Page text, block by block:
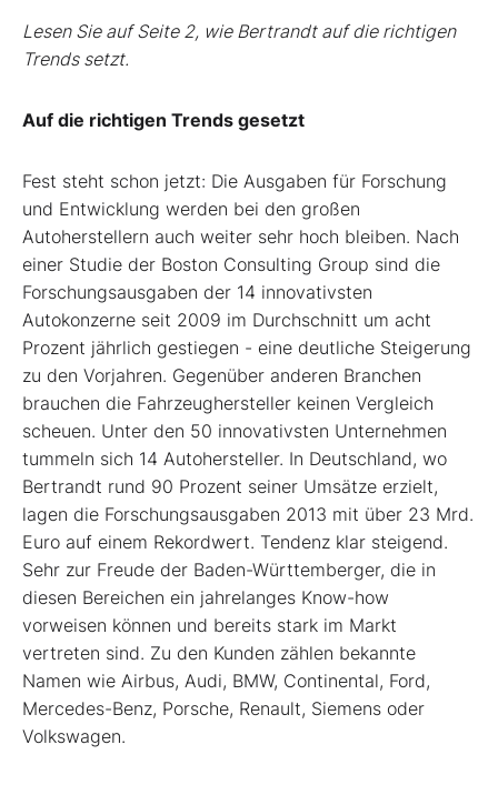
Lesen Sie auf Seite 2, wie Bertrandt auf die richtigen
Trends setzt.
Auf die richtigen Trends gesetzt
Fest steht schon jetzt: Die Ausgaben für Forschung
und Entwicklung werden bei den großen
Autoherstellern auch weiter sehr hoch bleiben. Nach
einer Studie der Boston Consulting Group sind die
Forschungsausgaben der 14 innovativsten
Autokonzerne seit 2009 im Durchschnitt um acht
Prozent jährlich gestiegen - eine deutliche Steigerung
zu den Vorjahren. Gegenüber anderen Branchen
brauchen die Fahrzeughersteller keinen Vergleich
scheuen. Unter den 50 innovativsten Unternehmen
tummeln sich 14 Autohersteller. In Deutschland, wo
Bertrandt rund 90 Prozent seiner Umsätze erzielt,
lagen die Forschungsausgaben 2013 mit über 23 Mrd.
Euro auf einem Rekordwert. Tendenz klar steigend.
Sehr zur Freude der Baden-Württemberger, die in
diesen Bereichen ein jahrelanges Know-how
vorweisen können und bereits stark im Markt
vertreten sind. Zu den Kunden zählen bekannte
Namen wie Airbus, Audi, BMW, Continental, Ford,
Mercedes-Benz, Porsche, Renault, Siemens oder
Volkswagen.